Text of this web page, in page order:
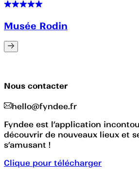
Musée Rodin
Nous contacter
hello@fyndee.fr
Fyndee est l’application
découvrir de nouveaux lieux et
s’amusant !
Clique pour télécharger